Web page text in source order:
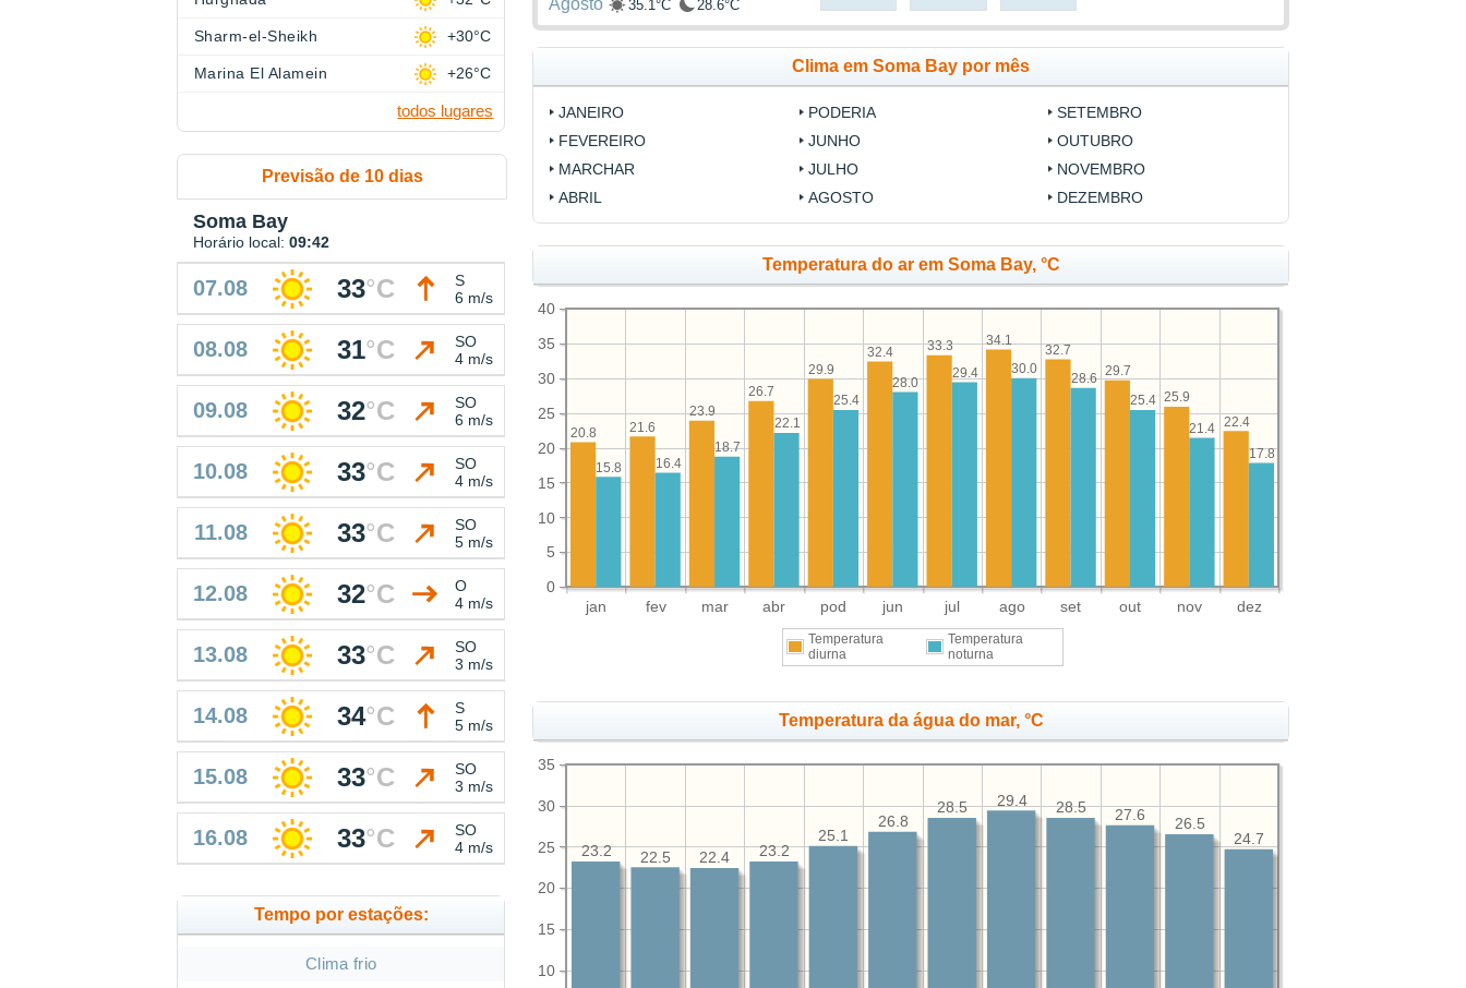
Agosto
35.1°C 28.6°C
Clima em Soma Bay por mês
JANEIRO
FEVEREIRO
MARCHAR
ABRIL
PODERIA
JUNHO
JULHO
AGOSTO
SETEMBRO
OUTUBRO
NOVEMBRO
DEZEMBRO
Temperatura do ar em Soma Bay, °C
jan fev mar abr pod jun jul ago set out nov dez
0
5
10
15
20
25
30
35
40
22.4
25.9
29.7
32.7
34.1
33.3
32.4
29.9
26.7
23.9
21.6
20.8
17.8
21.4
25.4
28.6
30.0
29.4
28.0
25.4
22.1
18.7
16.4
15.8
Temperatura
diurna
Temperatura
noturna
Temperatura da água do mar, °C
10
15
20
25
30
35
24.7
26.5
27.6
28.5
29.4
28.5
26.8
25.1
23.2
22.4
22.5
23.2
Sharm-el-Sheikh +30°C
Marina El Alamein +26°C
todos lugares
Previsão de 10 dias
Soma Bay
Horário local: 09:42
07.08 33°C
S
6 m/s
08.08 31°C
SO
4 m/s
09.08 32°C
SO
6 m/s
10.08 33°C
SO
4 m/s
11.08 33°C
SO
5 m/s
12.08 32°C
O
4 m/s
13.08 33°C
SO
3 m/s
14.08 34°C
S
5 m/s
15.08 33°C
SO
3 m/s
16.08 33°C
SO
4 m/s
Tempo por estações:
Clima frio